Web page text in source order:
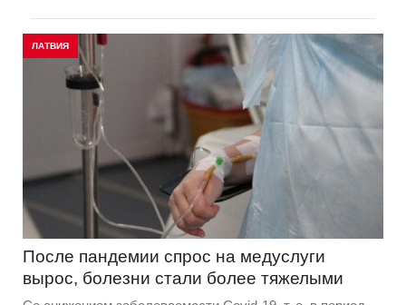
ЛАТВИЯ
После пандемии спрос на медуслуги
вырос, болезни стали более тяжелыми